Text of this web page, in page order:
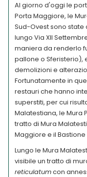
Al giorno d'oggi le
Porta Maggiore, le
Sud-Ovest sono state
lungo Via XII
maniera da renderlo
pallone o Sferisterio),
demolizioni e
Fortunatamente in
restauri che hanno
superstiti, per cui
Malatestiana, le Mura
tratto di Mura
Maggiore e il Bastione
Lungo le Mura
visibile un tratto di
reticulatumcon